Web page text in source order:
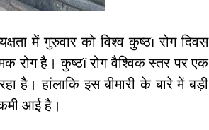
में गुरुवार को विश्व कुष्ठï रोग दिवस
रोग है। कुष्ठï रोग वैश्विक स्तर पर एक
है। हांलाकि इस बीमारी के बारे में बड़ी
आई है।